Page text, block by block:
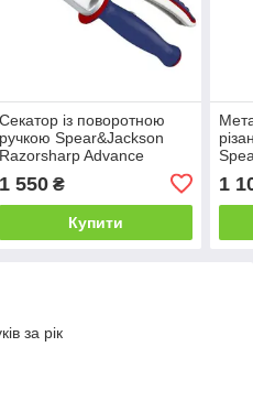
Секатор із поворотною
ручкою Spear&Jackson
Razorsharp Advance
1 550₴
Купити
1
за рік